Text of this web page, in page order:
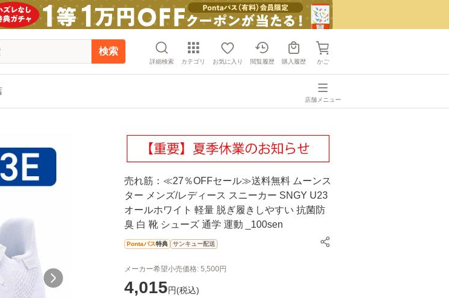
検索
詳細検索 カテゴリ お気に入り 閲覧履歴 購入履歴 かご
店舗メニュー
売れ筋：≪27％OFFセール≫送料無料 ムーンス
ター メンズ/レディース スニーカー SNGY U23
オールホワイト 軽量 脱ぎ履きしやすい 抗菌防
臭 白 靴 シューズ 通学 運動 _100sen
Pontaパス特典 サンキュー配送
メーカー希望小売価格: 5,500円
4,015円(税込)